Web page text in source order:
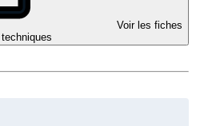
Voir les fiches
techniques